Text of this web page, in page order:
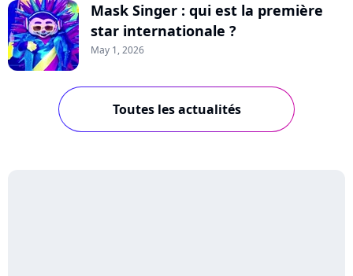
Mask Singer : qui est la première
star internationale ?
May 1, 2026
Toutes les actualités